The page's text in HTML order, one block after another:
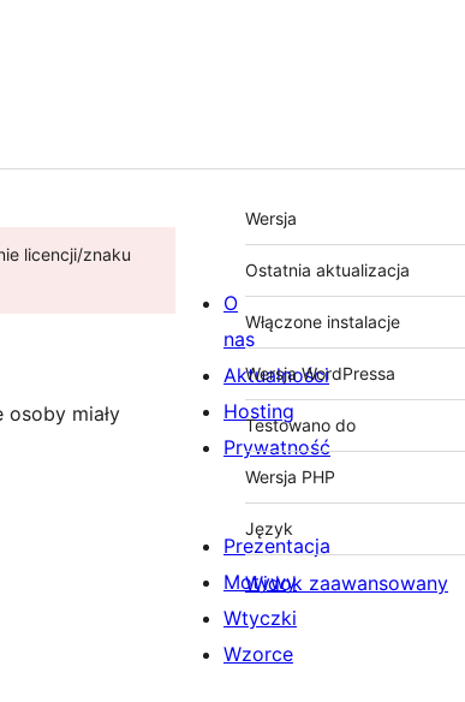
licencji/znaku
osoby miały
Meta
Wersja
Ostatnia aktualizacja
Włączone instalacje
Wersja WordPressa
Testowano do
Wersja PHP
Język
Widok zaawansowany
O
nas
Aktualności
Hosting
Prywatność
Prezentacja
Motywy
Wtyczki
Wzorce